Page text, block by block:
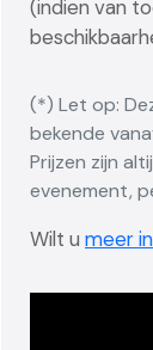
(indien van
(*) Let op:
bekende
Prijzen zijn
evenement,
Wilt u meer